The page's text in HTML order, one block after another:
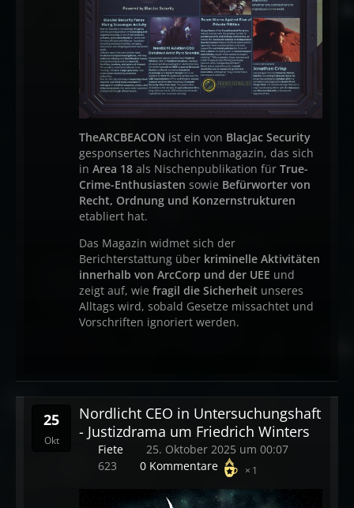
TheARCBEACON ist ein von BlacJac Security
gesponsertes Nachrichtenmagazin, das sich
in Area 18 als Nischenpublikation für True-
Crime-Enthusiasten sowie Befürworter von
Recht, Ordnung und Konzernstrukturen
etabliert hat.
Das Magazin widmet sich der
Berichterstattung über kriminelle Aktivitäten
innerhalb von ArcCorp und der UEE und
zeigt auf, wie fragil die Sicherheit unseres
Alltags wird, sobald Gesetze missachtet und
Vorschriften ignoriert werden.
25
Okt
Nordlicht CEO in Untersuchungshaft
- Justizdrama um Friedrich Winters
Fiete
25. Oktober 2025 um 00:07
623
0 Kommentare 1